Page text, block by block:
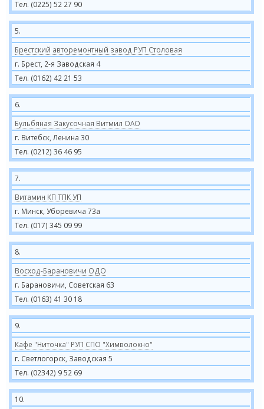
Тел. (0225) 52 27 90
5.
Брестский авторемонтный завод РУП Столовая
г. Брест, 2-я Заводская 4
Тел. (0162) 42 21 53
6.
Бульбяная Закусочная Витмил ОАО
г. Витебск, Ленина 30
Тел. (0212) 36 46 95
7.
Витамин КП ТПК УП
г. Минск, Уборевича 73а
Тел. (017) 345 09 99
8.
Восход-Барановичи ОДО
г. Барановичи, Советская 63
Тел. (0163) 41 30 18
9.
Кафе "Ниточка" РУП СПО "Химволокно"
г. Светлогорск, Заводская 5
Тел. (02342) 9 52 69
10.